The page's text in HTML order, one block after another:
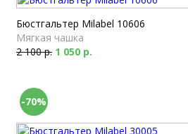
Бюстгальтер Milabel 10606
Мягкая чашка
2 100 р. 1 050 р.
-70%